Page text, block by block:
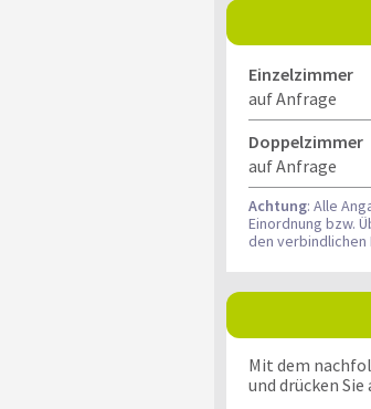
Einzelzimmer
auf Anfrage
Doppelzimmer
auf Anfrage
Achtung: Alle
Einordnung bzw.
den verbindlichen
Mit dem
und drücken